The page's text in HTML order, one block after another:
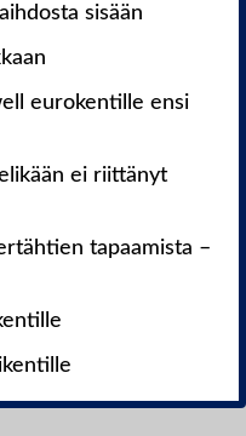
sisään
eurokentille ensi
ei riittänyt
tapaamista –